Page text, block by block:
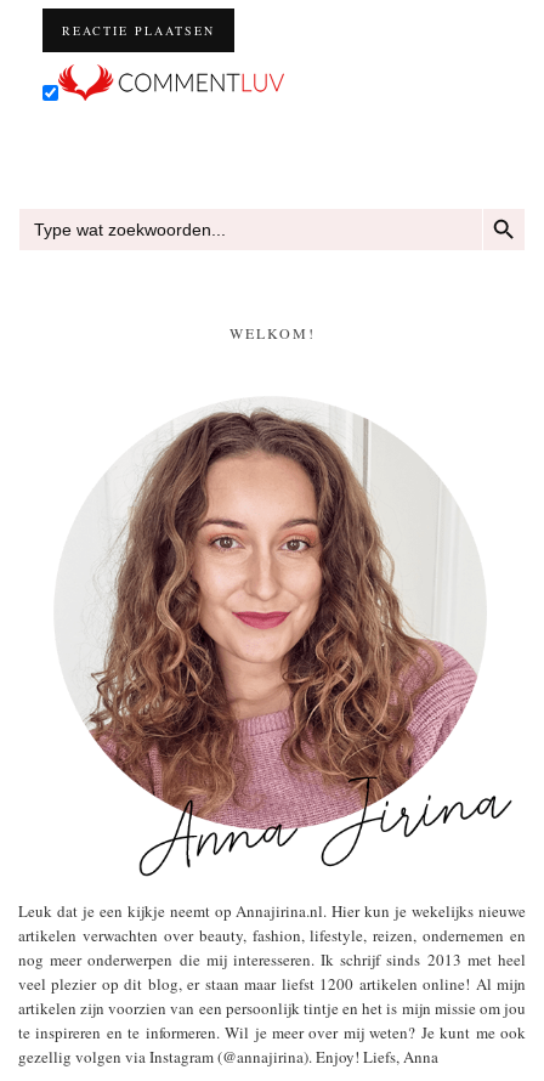
naar:
WELKOM!
Leuk dat je een kijkje neemt op Annajirina.nl. Hier kun je wekelijks nieuwe
artikelen verwachten over beauty, fashion, lifestyle, reizen, ondernemen en
nog meer onderwerpen die mij interesseren. Ik schrijf sinds 2013 met heel
veel plezier op dit blog, er staan maar liefst 1200 artikelen online! Al mijn
artikelen zijn voorzien van een persoonlijk tintje en het is mijn missie om jou
te inspireren en te informeren. Wil je meer over mij weten? Je kunt me ook
gezellig volgen via Instagram (@annajirina). Enjoy! Liefs, Anna